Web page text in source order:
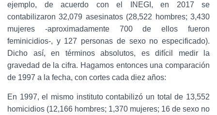
ejemplo, de acuerdo con el INEGI, en 2017 se
contabilizaron 32,079 asesinatos (28,522 hombres; 3,430
mujeres -aproximadamente 700 de ellos fueron
feminicidios-, y 127 personas de sexo no especificado).
Dicho así, en términos absolutos, es difícil medir la
gravedad de la cifra. Hagamos entonces una comparación
de 1997 a la fecha, con cortes cada diez años:
En 1997, el mismo instituto contabilizó un total de 13,552
homicidios (12,166 hombres; 1,370 mujeres; 16 de sexo no